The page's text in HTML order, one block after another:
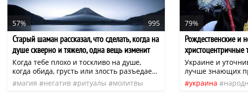
57% 995
Старый шаман рассказал, что сделать, когда на
душе скверно и тяжело, одна вещь изменит
жизнь
Когда тебе плохо и тоскливо на душе,
когда обида, грусть или злость разъедает
сердце, мысленно скажи себе: «Стоп!».
Будем разбираться здесь и сейчас.
магия негатив ритуалы молитвы
79%
Рождественские и
христоцентричные
колядки, щедровки,
Украине и
лучше знающих
новое, но
русским языком,
украина